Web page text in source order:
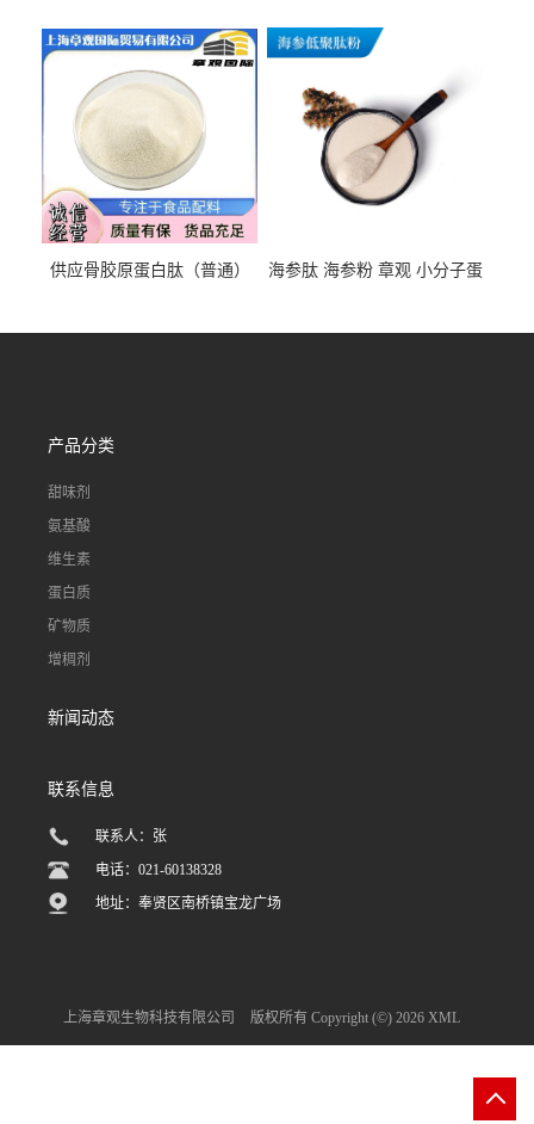
饮料 20%
应
供应骨胶原蛋白肽（普通）
海参肽 海参粉 章观 小分子蛋
产品分类
甜味剂
氨基酸
维生素
蛋白质
矿物质
增稠剂
新闻动态
联系信息
联系人：张
电话：021-60138328
地址：奉贤区南桥镇宝龙广场
上海章观生物科技有限公司 版权所有 Copyright (©) 2026 XML